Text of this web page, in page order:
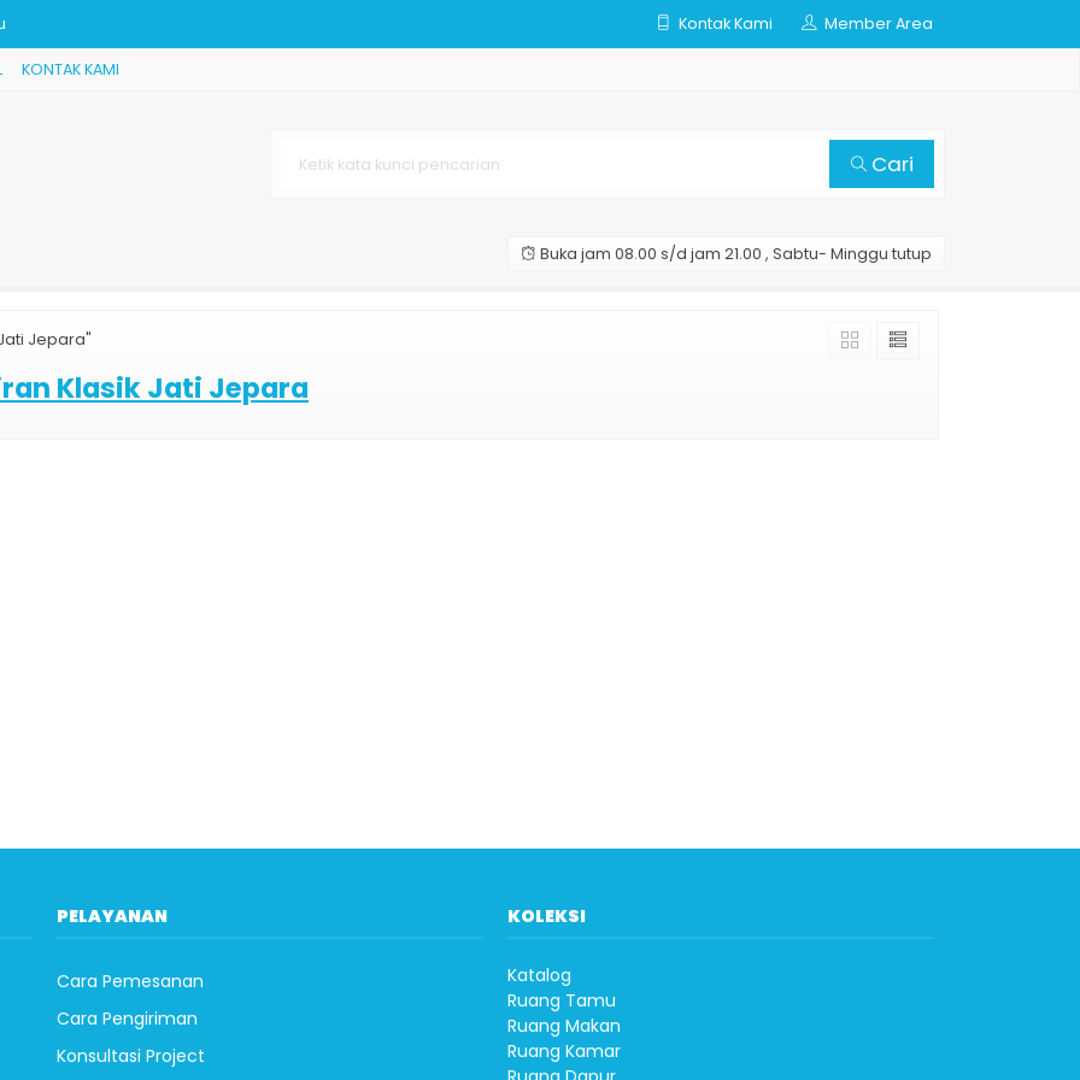
555
Jepara
Kontak Kami Member Area
KONTAK KAMI
Cari
Buka jam 08.00 s/d jam 21.00 , Sabtu- Minggu tutup
Jepara"
Klasik Jati Jepara
PELAYANAN
Cara Pemesanan
Cara Pengiriman
Konsultasi Project
KOLEKSI
Katalog
Ruang Tamu
Ruang Makan
Ruang Kamar